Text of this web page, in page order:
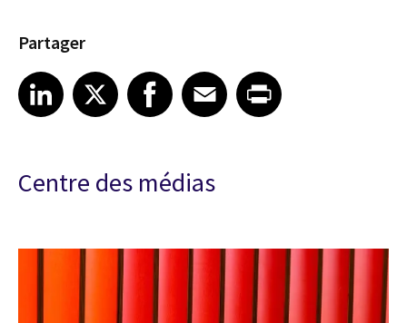
Partager
Share article on LinkedIn
LinkedIn
Share article on XShare article on Facebook
Facebook
Share article on Email
EmailShare article on Print
Centre des médias